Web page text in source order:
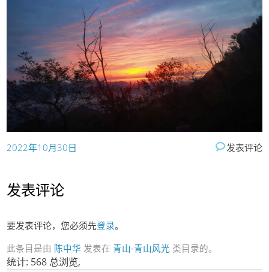
2022年10月30日 发表评论
发表评论
要发表评论，您必须先登录。
此条目是由 陈中华 发表在青山-青山风光 类目录的。
统计: 568 总浏览,